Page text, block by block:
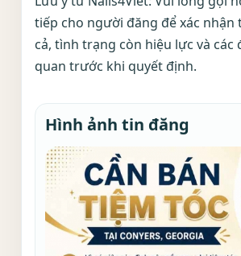
tiếp cho người đăng để xác nhận
cả, tình trạng còn hiệu lực và các
quan trước khi quyết định.
Hình ảnh tin đăng